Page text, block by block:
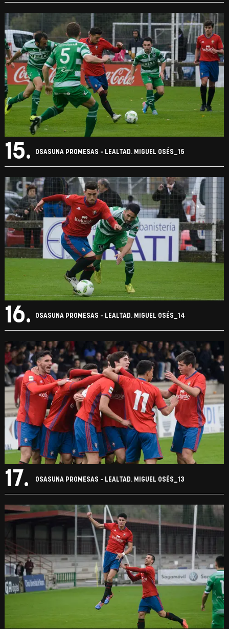
15. OSASUNA PROMESAS - LEALTAD. MIGUEL OSÉS_15
16. OSASUNA PROMESAS - LEALTAD. MIGUEL OSÉS_14
17. OSASUNA PROMESAS - LEALTAD. MIGUEL OSÉS_13